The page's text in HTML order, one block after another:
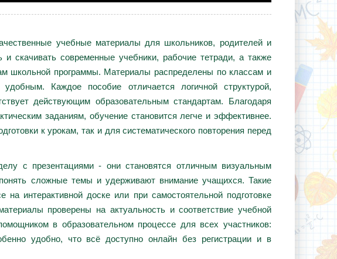
учебные материалы для школьников, родителей и
скачивать современные учебники, рабочие тетради, а также
школьной программы. Материалы распределены по классам и
Каждое пособие отличается логичной структурой,
действующим образовательным стандартам. Благодаря
заданиям, обучение становится легче и эффективнее.
к урокам, так и для систематического повторения перед
с презентациями - они становятся отличным визуальным
сложные темы и удерживают внимание учащихся. Такие
на интерактивной доске или при самостоятельной подготовке
проверены на актуальность и соответствие учебной
в образовательном процессе для всех участников:
удобно, что всё доступно онлайн без регистрации и в